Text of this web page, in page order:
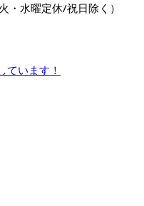
火・水曜定休/祝日除く）
ています！